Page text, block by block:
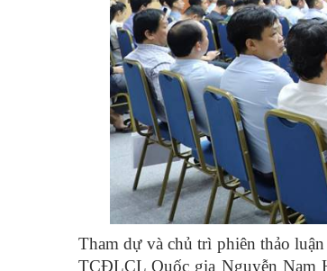
Tham dự và chủ trì phiên thảo
TCĐLCL Quốc gia Nguyễn Nam